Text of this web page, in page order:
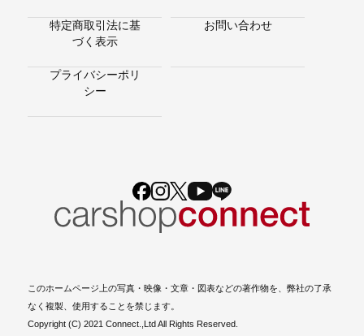
特定商取引法に基
づく表示
お問い合わせ
プライバシーポリ
シー
このホームページ上の写真・映像・文章・図表などの著作物を、弊社の了承
なく複製、使用することを禁じます。
Copyright (C) 2021 Connect.,Ltd All Rights Reserved.